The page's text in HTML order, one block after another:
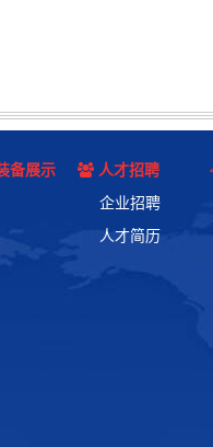
备展示
人才招聘
企业招聘
人才简历